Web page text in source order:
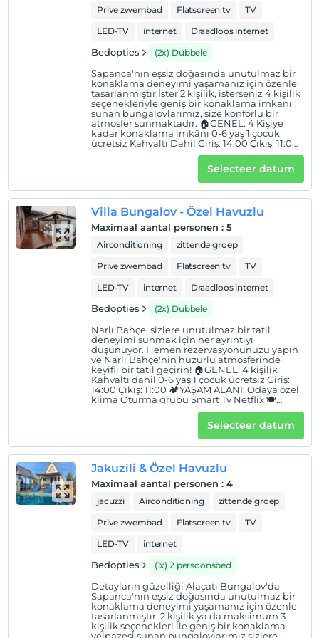
Villabungalov ) odalarımızda kapalı havuz mevcuttur.
İşletmemizde Ala Carte Restoran mevcut değildir.
Tesis içerisinde 5 farklı modelde konaklama yeri
Tesis, Sakarya Sapanca'da konumlanmaktadır. Hastaneye
3,5 km, en yakın market 2,5 km, Sapanca Sahil şeridi 3
km, Kırkpınar Sahili 2 km, en yakın restoran 500 m, AVM
4 km, Maşukiye 10 km, en yakın benzin istasyonu 3 km,
Orman Park 16 km, Sapanca Gölü'ne 300 m mesafededir.
Narlı bahçe Bungalov, araçla Sapanca sahili ve çarşı
merkezine 5 dakika, Kırkpınar Sahili’ne ise 3 dakika
mesafededir.
Hotelvoorwaarden
Huisdieren niet toegestaan
roken
Er zijn rookruimtes beschikbaar
Baby's jonger dan 2 worden niet in rekening gebracht
1 kind(eren) tot de leeftijd van 12 per kamer
wordt/worden niet in rekening gebracht
Prive zwembad Flatscreen tv
TV
LED-TV
internet Draadloos internet
Bedopties (2x) Dubbele
Sapanca'nın eşsiz doğasında unutulmaz bir
konaklama deneyimi yaşamanız için özenle
tasarlanmıştır.İster 2 kişilik, isterseniz 4 kişilik
seçenekleriyle geniş bir konaklama imkanı
sunan bungalovlarımız, size konforlu bir
atmosfer sunmaktadır. 🏠GENEL: 4 Kişiye
kadar konaklama imkânı 0-6 yaş 1 çocuk
ücretsiz Kahvaltı Dahil Giriş: 14:00 Çıkış: 11:00
🏕YAŞAM ALANI: Oturma grubu Klima Smart
içerisinde mutfak araç ve gereçleri
YATAK ODASI: Loft katta 1 adet çift kişilik
🏊🏻‍♂️EĞLENCE: Özel havuz 🍀BAHÇE: Barbekü
imkânı Oturma grubu ve ateş kazanı Özel
otopark
Selecteer datum
Villa Bungalov - Özel Havuzlu
Maximaal aantal personen : 5
Airconditioning
zittende groep
Prive zwembad
Flatscreen tv
TV
LED-TV
internet Draadloos internet
Bedopties (2x) Dubbele
Narlı Bahçe, sizlere unutulmaz bir tatil
deneyimi sunmak için her ayrıntıyı
düşünüyor. Hemen rezervasyonunuzu yapın
ve Narlı Bahçe'nin huzurlu atmosferinde
keyifli bir tatil geçirin! 🏠GENEL: 4 kişilik
Kahvaltı dahil 0-6 yaş 1 çocuk ücretsiz Giriş:
14:00 Çıkış: 11:00 🏕YAŞAM ALANI: Odaya özel
klima Oturma grubu Smart Tv Netflix 🍽
MUTFAK: Mini buzdolabı Mini mutffak Kettle
grubu
Selecteer datum
Jakuzili & Özel Havuzlu
Maximaal aantal personen : 4
jacuzzi Airconditioning
zittende groep
Prive zwembad
Flatscreen tv
TV
LED-TV
internet
Bedopties (1x) 2 persoonsbed
Detayların güzelliği Alaçatı Bungalov'da
Sapanca'nın eşsiz doğasında unutulmaz bir
konaklama deneyimi yaşamanız için özenle
tasarlanmıştır. 2 kişilik ya da maksimum 3
kişilik seçenekleri ile geniş bir konaklama